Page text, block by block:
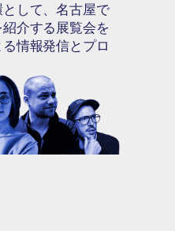
して、名古屋で
介する展覧会を
情報発信とプロ